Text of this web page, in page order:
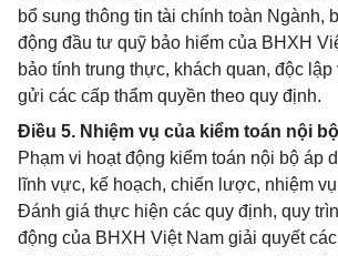
bổ sung thông tin tài chính toàn Ngành,
động đầu tư quỹ bảo hiểm của BHXH
bảo tính trung thực, khách quan, độc lập
gửi các cấp thẩm quyền theo quy định.
Điều 5. Nhiệm vụ của kiểm toán nội bộ
Phạm vi hoạt động kiểm toán nội bộ áp
lĩnh vực, kế hoạch, chiến lược, nhiệm
Đánh giá thực hiện các quy định, quy
động của BHXH Việt Nam giải quyết